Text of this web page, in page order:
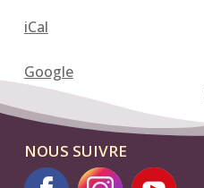
:
un
séchoir
solaire
pour
fruits
iCal
Google
NOUS SUIVRE